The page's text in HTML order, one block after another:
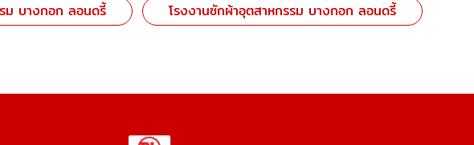
ม บางกอก ลอนดรี้
โรงงานซักผ้าอุตสาหกรรม บางกอก ลอนดรี้